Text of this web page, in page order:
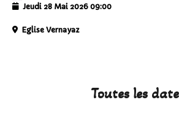
Jeudi 28 Mai 2026 09:00
Eglise Vernayaz
Toutes les